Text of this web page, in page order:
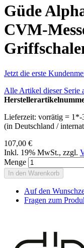
Güde
CVM-
Jetzt die erste
Alle Artikel dieser Serie
Lieferzeit: vorrätig = 1*-
(in Deutschland /
107,00 €
Inkl. 19% MwSt., zzgl.
Menge
In den Warenkorb
Auf den
Fragen zum